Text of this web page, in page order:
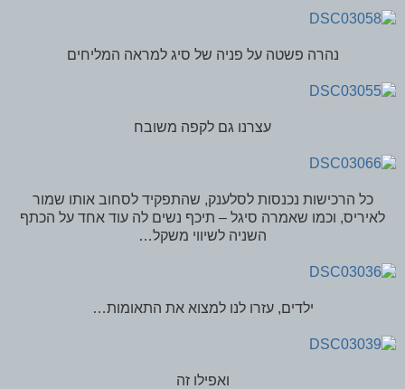
נהרה פשטה על פניה של סיג למראה המליחים
עצרנו גם לקפה משובח
כל הרכישות נכנסות לסלענק, שהתפקיד לסחוב אותו שמור
לאיריס, וכמו שאמרה סיגל – תיכף נשים לה עוד אחד על הכתף
השניה לשיווי משקל…
ילדים, עזרו לנו למצוא את התאומות…
ואפילו זה